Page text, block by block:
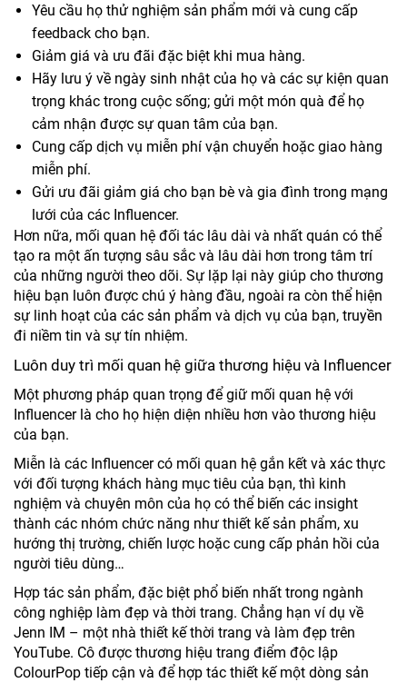
Yêu cầu họ thử nghiệm sản phẩm mới và cung cấp
feedback cho bạn.
Giảm giá và ưu đãi đặc biệt khi mua hàng.
Hãy lưu ý về ngày sinh nhật của họ và các sự kiện quan
trọng khác trong cuộc sống; gửi một món quà để họ
cảm nhận được sự quan tâm của bạn.
Cung cấp dịch vụ miễn phí vận chuyển hoặc giao hàng
miễn phí.
Gửi ưu đãi giảm giá cho bạn bè và gia đình trong mạng
lưới của các Influencer.
Hơn nữa, mối quan hệ đối tác lâu dài và nhất quán có thể
tạo ra một ấn tượng sâu sắc và lâu dài hơn trong tâm trí
của những người theo dõi. Sự lặp lại này giúp cho thương
hiệu bạn luôn được chú ý hàng đầu, ngoài ra còn thể hiện
sự linh hoạt của các sản phẩm và dịch vụ của bạn, truyền
đi niềm tin và sự tín nhiệm.
Luôn duy trì mối quan hệ giữa thương hiệu và Influencer
Một phương pháp quan trọng để giữ mối quan hệ với
Influencer là cho họ hiện diện nhiều hơn vào thương hiệu
của bạn.
Miễn là các Influencer có mối quan hệ gắn kết và xác thực
với đối tượng khách hàng mục tiêu của bạn, thì kinh
nghiệm và chuyên môn của họ có thể biến các insight
thành các nhóm chức năng như thiết kế sản phẩm, xu
hướng thị trường, chiến lược hoặc cung cấp phản hồi của
người tiêu dùng…
Hợp tác sản phẩm, đặc biệt phổ biến nhất trong ngành
công nghiệp làm đẹp và thời trang. Chẳng hạn ví dụ về
Jenn IM – một nhà thiết kế thời trang và làm đẹp trên
YouTube. Cô được thương hiệu trang điểm độc lập
ColourPop tiếp cận và để hợp tác thiết kế một dòng sản